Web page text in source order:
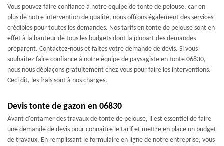
Vous pouvez faire confiance à notre équipe de tonte de pelouse, car en
plus de notre intervention de qualité, nous offrons également des services
crédibles pour toutes les demandes. Nos tarifs en tonte de pelouse sont en
effet à la hauteur de tous les budgets dont la plupart des demandes
préparent. Contactez-nous et faites votre demande de devis. Si vous
souhaitez faire confiance à notre équipe de paysagiste en tonte 06830,
nous nous déplaçons gratuitement chez vous pour faire les interventions.
Ceci dit, les frais sont à nos charges.
Devis tonte de gazon en 06830
Avant d'entamer des travaux de tonte de pelouse, il est essentiel de faire
une demande de devis pour connaître le tarif et mettre en place un budget
de travaux. En remplissant le formulaire en ligne de notre entreprise, vous